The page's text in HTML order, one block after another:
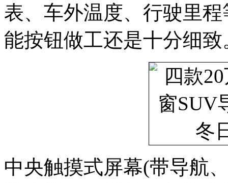
表、车外温度、行驶里
能按钮做工还是十分细致
中央触摸式屏幕(带导航